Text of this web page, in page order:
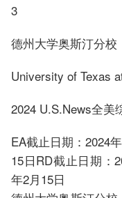
3
德州大学奥斯汀分校
University of Texas
2024 U.S.News全美
EA截止日期：2024
15日RD截止日期：
年2月15日